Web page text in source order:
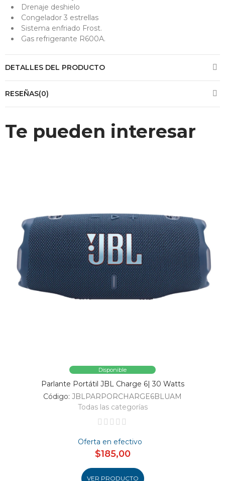
Drenaje deshielo
Congelador 3 estrellas
Sistema enfriado Frost.
Gas refrigerante R600A.
DETALLES DEL PRODUCTO
RESEÑAS(0)
Te pueden interesar
Disponible
Parlante Portátil JBL Charge 6| 30 Watts
Código: JBLPARPORCHARGE6BLUAM
Todas las categorías
Oferta en efectivo
$185,00
VER PRODUCTO